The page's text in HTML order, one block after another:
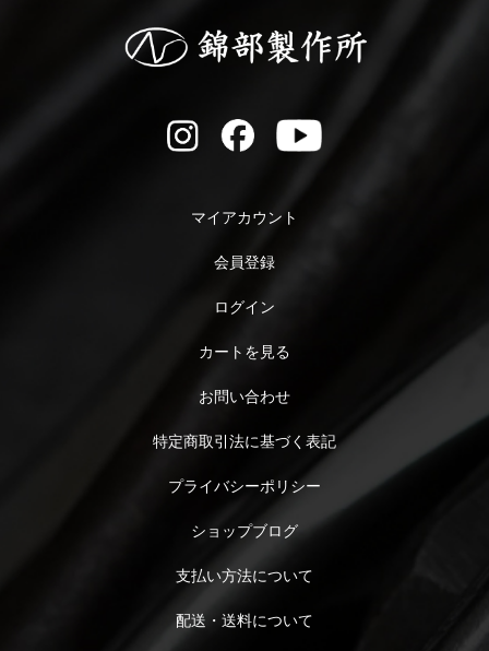
マイアカウント
会員登録
ログイン
カートを見る
お問い合わせ
特定商取引法に基づく表記
プライバシーポリシー
ショップブログ
支払い方法について
配送・送料について